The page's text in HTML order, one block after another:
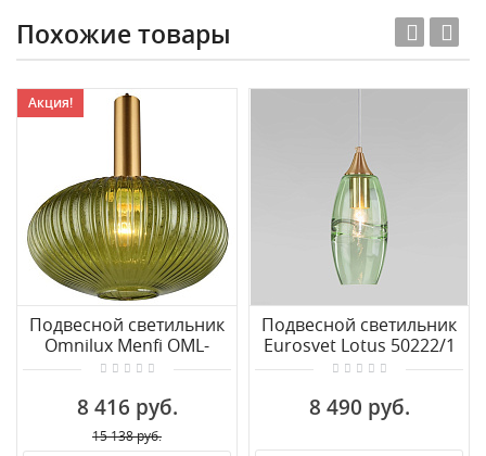
Похожие товары
Акция!
Подвесной светильник
Omnilux Menfi OML-
99306-01
8 416 руб.
15 138 руб.
Подвесной светильник
Eurosvet Lotus 50222/1
зеленый
8 490 руб.